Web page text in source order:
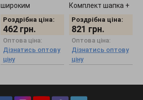
широким
отворотом "Кьяра"
5167
Роздрібна ціна:
462 грн.
Оптова ціна:
Дізнатись оптову
ціну
Комплект шапка +
шарф + рукавички
женский 5309
Роздрібна ціна:
821 грн.
Оптова ціна:
Дізнатись оптову
ціну